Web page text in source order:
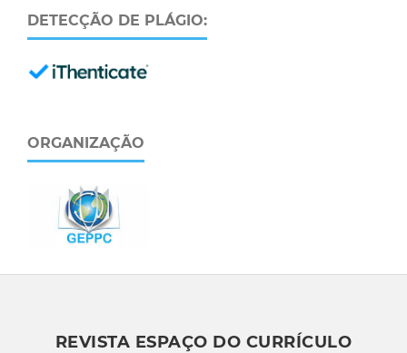
DETECÇÃO DE PLÁGIO:
ORGANIZAÇÃO
REVISTA ESPAÇO DO CURRÍCULO